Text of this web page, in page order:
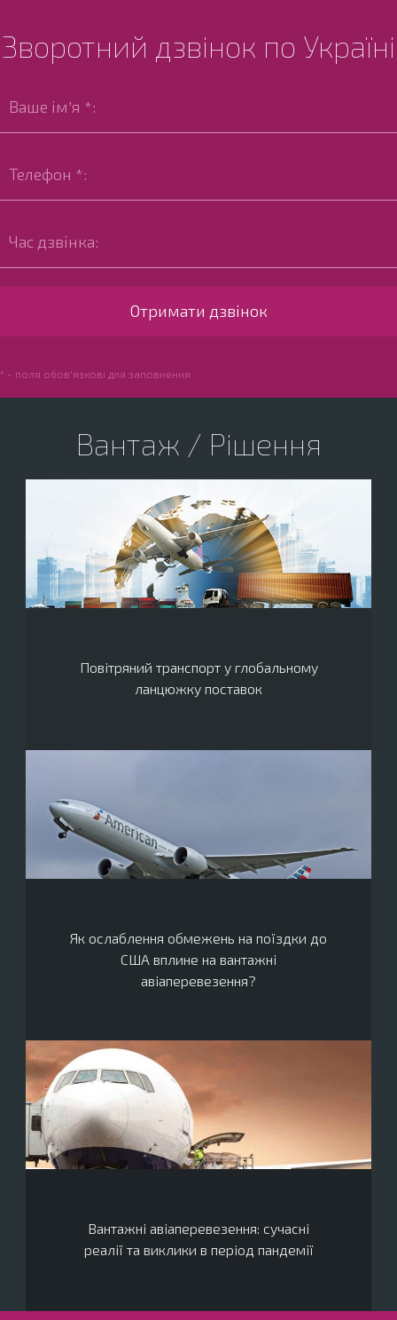
Зворотний дзвінок по Україні
* - поля обов'язкові для заповнення
Вантаж / Рішення
Повітряний транспорт у глобальному
ланцюжку поставок
Як ослаблення обмежень на поїздки до
США вплине на вантажні
авіаперевезення?
Вантажні авіаперевезення: сучасні
реалії та виклики в період пандемії